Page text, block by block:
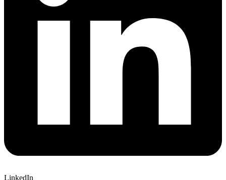
LinkedIn